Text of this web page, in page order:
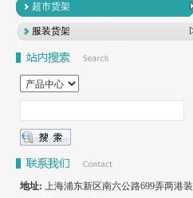
超市货架
服装货架
地址: 上海浦东新区南六公路699弄两港装